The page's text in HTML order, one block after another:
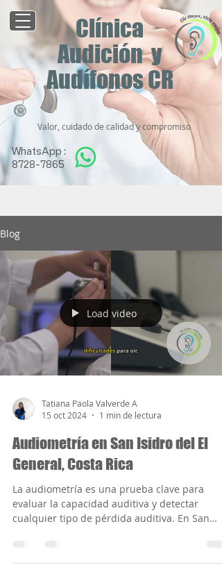
Valor, cuidado de calidad y compromiso
WhatsApp :
8728-7865
Clínica
Audición y
Audífonos CR
Blog
Load video
Tatiana Paola Valverde A
15 oct 2024
1 min de lectura
Audiometría en San Isidro del El
General, Costa Rica
La audiometría es una prueba clave para
evaluar la capacidad auditiva y detectar
cualquier tipo de pérdida auditiva. En San